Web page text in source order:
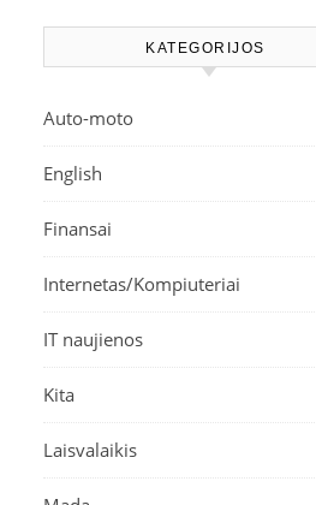
KATEGORIJOS
Auto-moto
English
Finansai
Internetas/Kompiuteriai
IT naujienos
Kita
Laisvalaikis